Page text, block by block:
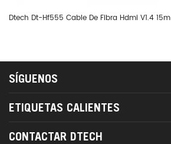
Dtech Dt-Hf555 Cable De Fibra Hdmi V1.4 15m
SÍGUENOS
ETIQUETAS CALIENTES
CONTACTAR DTECH